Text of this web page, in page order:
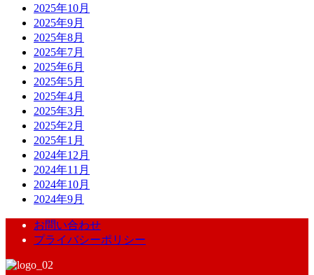
2025年10月
2025年9月
2025年8月
2025年7月
2025年6月
2025年5月
2025年4月
2025年3月
2025年2月
2025年1月
2024年12月
2024年11月
2024年10月
2024年9月
お問い合わせ
プライバシーポリシー